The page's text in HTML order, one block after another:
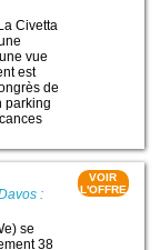
Civetta
vue
est
de
parking
:
se
38
VOIR
L'OFFRE